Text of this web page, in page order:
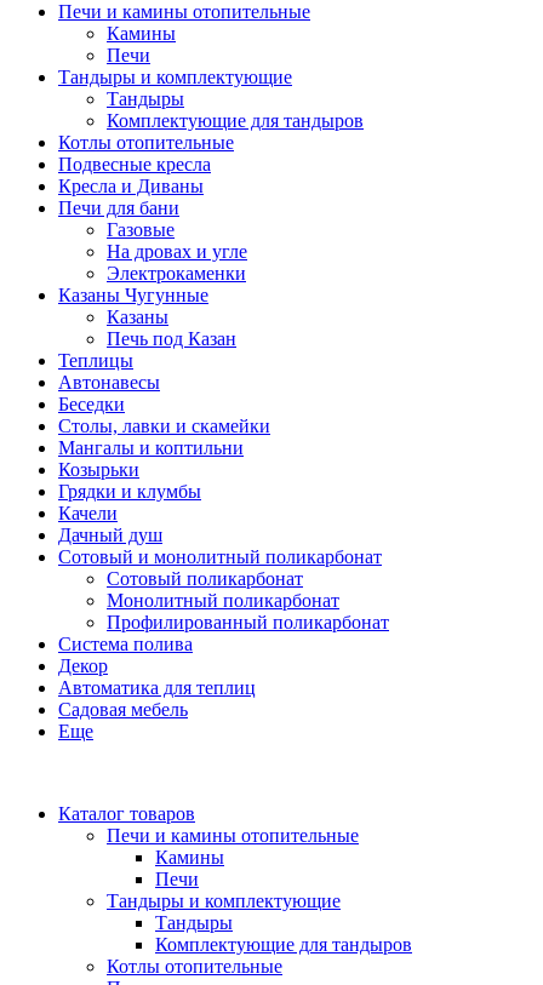
Печи и камины отопительные
Камины
Печи
Тандыры и комплектующие
Тандыры
Комплектующие для тандыров
Котлы отопительные
Подвесные кресла
Кресла и Диваны
Печи для бани
Газовые
На дровах и угле
Электрокаменки
Казаны Чугунные
Казаны
Печь под Казан
Теплицы
Автонавесы
Беседки
Столы, лавки и скамейки
Мангалы и коптильни
Козырьки
Грядки и клумбы
Качели
Дачный душ
Сотовый и монолитный поликарбонат
Сотовый поликарбонат
Монолитный поликарбонат
Профилированный поликарбонат
Система полива
Декор
Автоматика для теплиц
Садовая мебель
Еще
Каталог товаров
Печи и камины отопительные
Камины
Печи
Тандыры и комплектующие
Тандыры
Комплектующие для тандыров
Котлы отопительные